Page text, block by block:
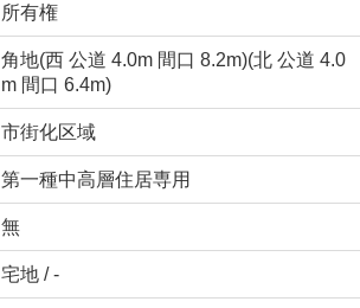
所有権
角地(西 公道 4.0m 間口 8.2m)(北 公道 4.0
m 間口 6.4m)
市街化区域
第一種中高層住居専用
無
宅地 / -